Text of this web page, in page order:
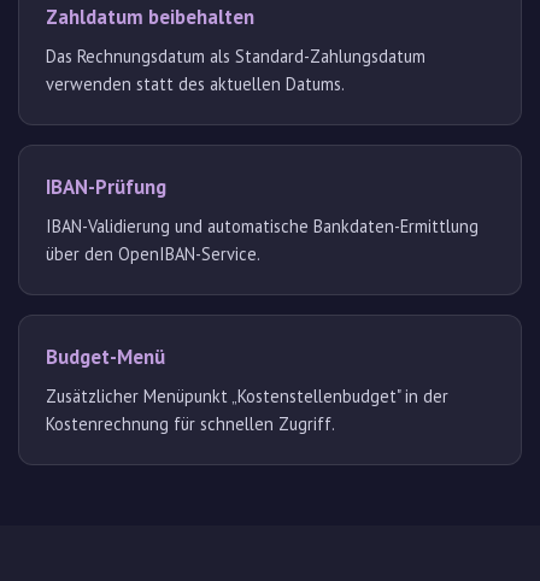
Zahldatum beibehalten
Das Rechnungsdatum als Standard-Zahlungsdatum
verwenden statt des aktuellen Datums.
IBAN-Prüfung
IBAN-Validierung und automatische Bankdaten-Ermittlung
über den OpenIBAN-Service.
Budget-Menü
Zusätzlicher Menüpunkt „Kostenstellenbudget" in der
Kostenrechnung für schnellen Zugriff.